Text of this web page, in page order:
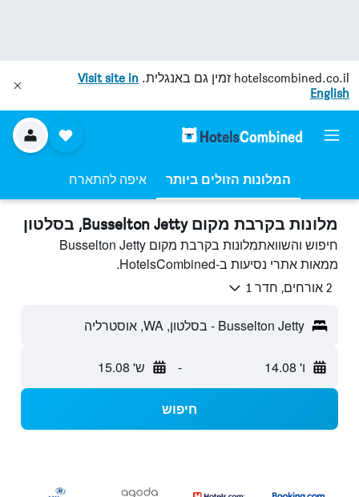
hotelscombined.co.il זמין גם באנגלית. Visit site in
English
המלונות הזולים ביותר איפה להתארח
מלונות בקרבת מקום Busselton Jetty, בסלטון
חיפוש והשוואתמלונות בקרבת מקום Busselton Jetty
ממאות אתרי נסיעות ב-HotelsCombined.
2 אורחים, חדר 1
Busselton Jetty - בסלטון, WA, אוסטרליה
ו' 14.08 - ש' 15.08
חיפוש